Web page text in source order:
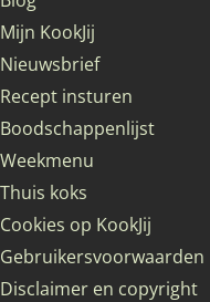
Mijn KookJij
Nieuwsbrief
Recept insturen
Boodschappenlijst
Weekmenu
Thuis koks
Cookies op KookJij
Gebruikersvoorwaarden
Disclaimer en copyright